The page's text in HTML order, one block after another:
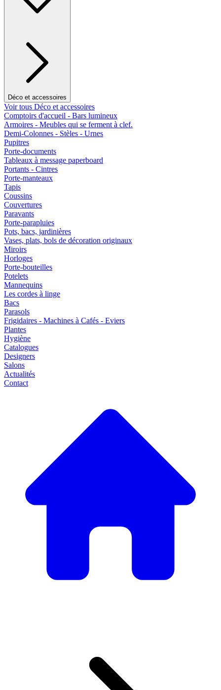
Déco et accessoires
Voir tous Déco et accessoires
Comptoirs d'accueil - Bars lumineux
Armoires - Meubles qui se ferment à clef.
Demi-Colonnes - Stèles - Urnes
Pupitres
Porte-documents
Tableaux à message paperboard
Portants - Cintres
Porte-manteaux
Tapis
Coussins
Couvertures
Paravants
Porte-parapluies
Pots, bacs, jardinières
Vases, plats, bols de décoration originaux
Miroirs
Horloges
Porte-bouteilles
Potelets
Mannequins
Les cordes à linge
Bacs
Parasols
Frigidaires - Machines à Cafés - Eviers
Plantes
Hygiène
Catalogues
Designers
Salons
Actualités
Contact